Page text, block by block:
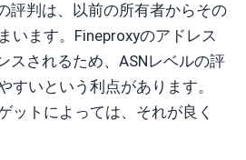
評判は、以前の所有者からその
います。Fineproxyのアドレス
スされるため、ASNレベルの評
すいという利点があります。
ットによっては、それが良く